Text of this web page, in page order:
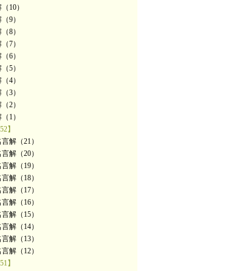
10）
9）
8）
7）
6）
5）
4）
3）
2）
1）
】
解（21）
解（20）
解（19）
解（18）
解（17）
解（16）
解（15）
解（14）
解（13）
解（12）
】